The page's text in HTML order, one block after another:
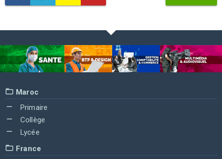
Maroc
Primaire
Collège
Lycée
France